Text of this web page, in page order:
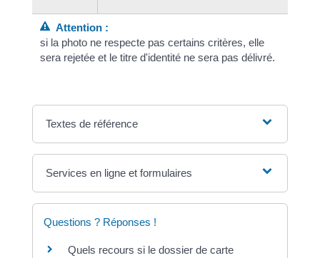
Attention :
si la photo ne respecte pas certains critères, elle
sera rejetée et le titre d'identité ne sera pas délivré.
Textes de référence
Services en ligne et formulaires
Questions ? Réponses !
Quels recours si le dossier de carte